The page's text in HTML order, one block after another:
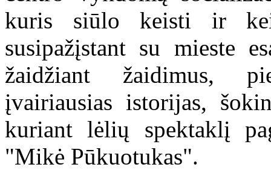
kuris siūlo keisti ir
susipažįstant su mieste
žaidžiant žaidimus,
įvairiausias istorijas,
kuriant lėlių spektaklį
"Mikė Pūkuotukas".